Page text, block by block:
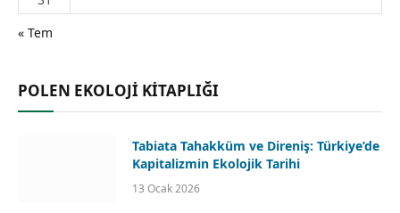
« Tem
POLEN EKOLOJİ KİTAPLIĞI
Tabiata Tahakküm ve Direniş: Türkiye’de
Kapitalizmin Ekolojik Tarihi
13 Ocak 2026